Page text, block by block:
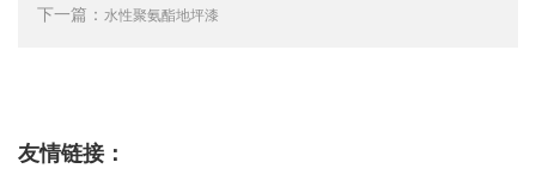
下一篇： 水性聚氨酯地坪漆
友情链接：